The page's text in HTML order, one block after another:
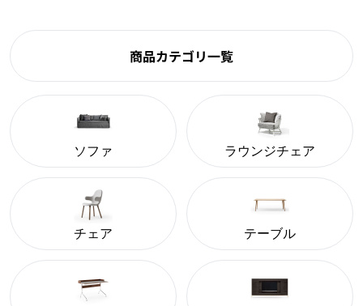
商品カテゴリ一覧
ソファ ラウンジチェア
チェア テーブル